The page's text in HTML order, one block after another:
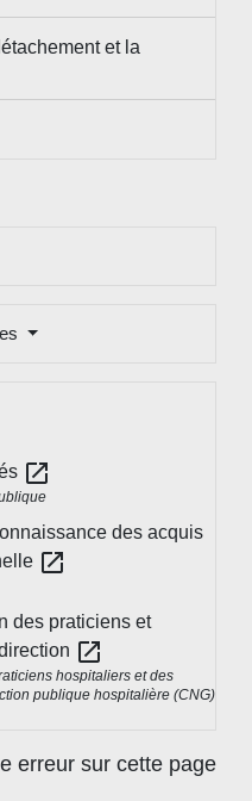
et la
open_in_new
des acquis
open_in_new
des praticiens et
open_in_new
hospitaliers et des
publique hospitalière (CNG)
erreur sur cette page